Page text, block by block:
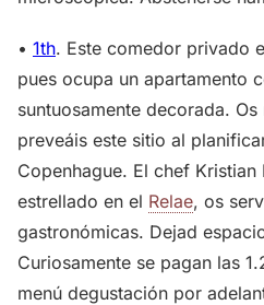
• 1th. Este comedor privado
pues ocupa un apartamento
suntuosamente decorada.
preveáis este sitio al
Copenhague. El chef Kristian
estrellado en el Relae, os
gastronómicas. Dejad
Curiosamente se pagan las
menú degustación por